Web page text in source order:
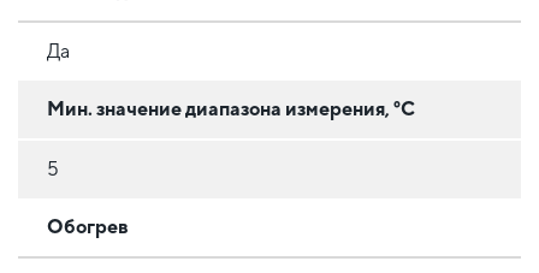
Да
Мин. значение диапазона измерения, °C
5
Обогрев